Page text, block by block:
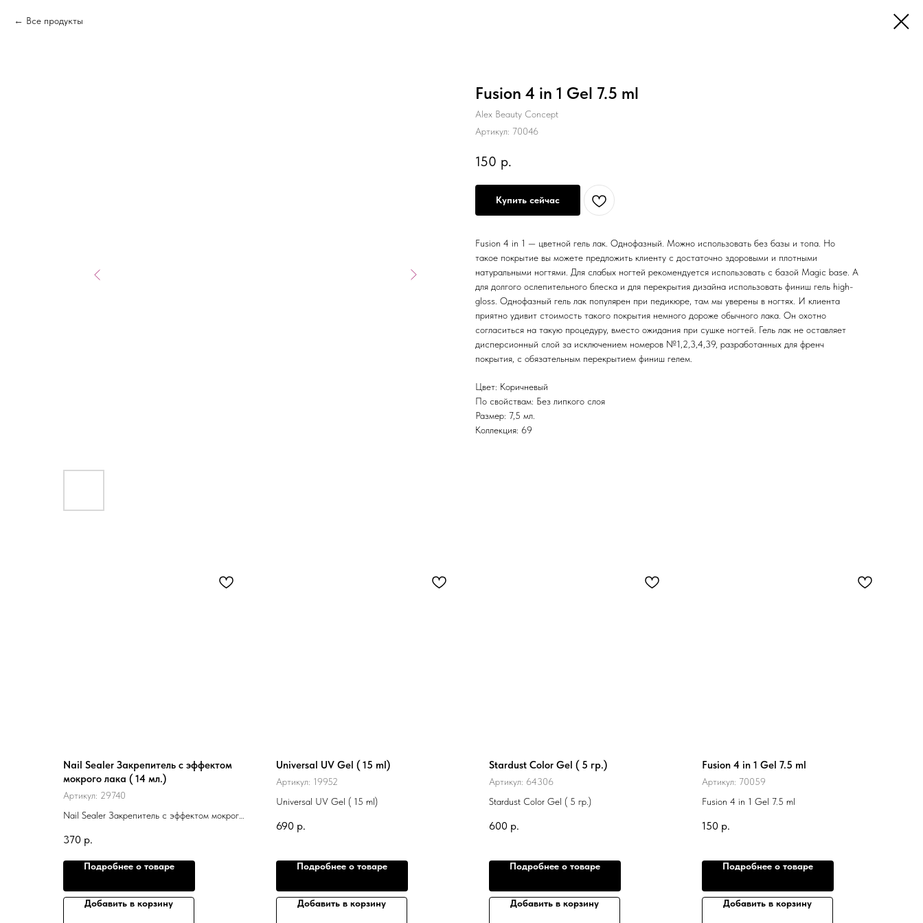
Все продукты
Fusion 4 in 1 Gel 7.5 ml
Alex Beauty Concept
Артикул: 70046
150 р.
Купить сейчас
Fusion 4 in 1 — цветной гель лак. Однофазный. Можно использовать без базы и топа. Но
такое покрытие вы можете предложить клиенту с достаточно здоровыми и плотными
натуральными ногтями. Для слабых ногтей рекомендуется использовать с базой Magic base. А
для долгого ослепительного блеска и для перекрытия дизайна использовать финиш гель high-
gloss. Однофазный гель лак популярен при педикюре, там мы уверены в ногтях. И клиента
приятно удивит стоимость такого покрытия немного дороже обычного лака. Он охотно
согласиться на такую процедуру, вместо ожидания при сушке ногтей. Гель лак не оставляет
дисперсионный слой за исключением номеров №1,2,3,4,39, разработанных для френч
покрытия, с обязательным перекрытием финиш гелем.
Цвет: Коричневый
По свойствам: Без липкого слоя
Размер: 7,5 мл.
Коллекция: 69
Nail Sealer Закрепитель с эффектом
мокрого лака ( 14 мл.)
Артикул: 29740
Nail Sealer Закрепитель с эффектом мокрого
370 р.
Подробнее о товаре
Добавить в корзину
Universal UV Gel ( 15 ml)
Артикул: 19952
Universal UV Gel ( 15 ml)
690 р.
Подробнее о товаре
Добавить в корзину
Stardust Color Gel ( 5 гр.)
Артикул: 64306
Stardust Color Gel ( 5 гр.)
600 р.
Подробнее о товаре
Добавить в корзину
Fusion 4 in 1 Gel 7.5 ml
Артикул: 70059
Fusion 4 in 1 Gel 7.5 ml
150 р.
Подробнее о товаре
Добавить в корзину